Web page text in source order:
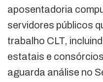
aposentadoria
servidores públicos
trabalho CLT,
estatais e
aguarda análise no